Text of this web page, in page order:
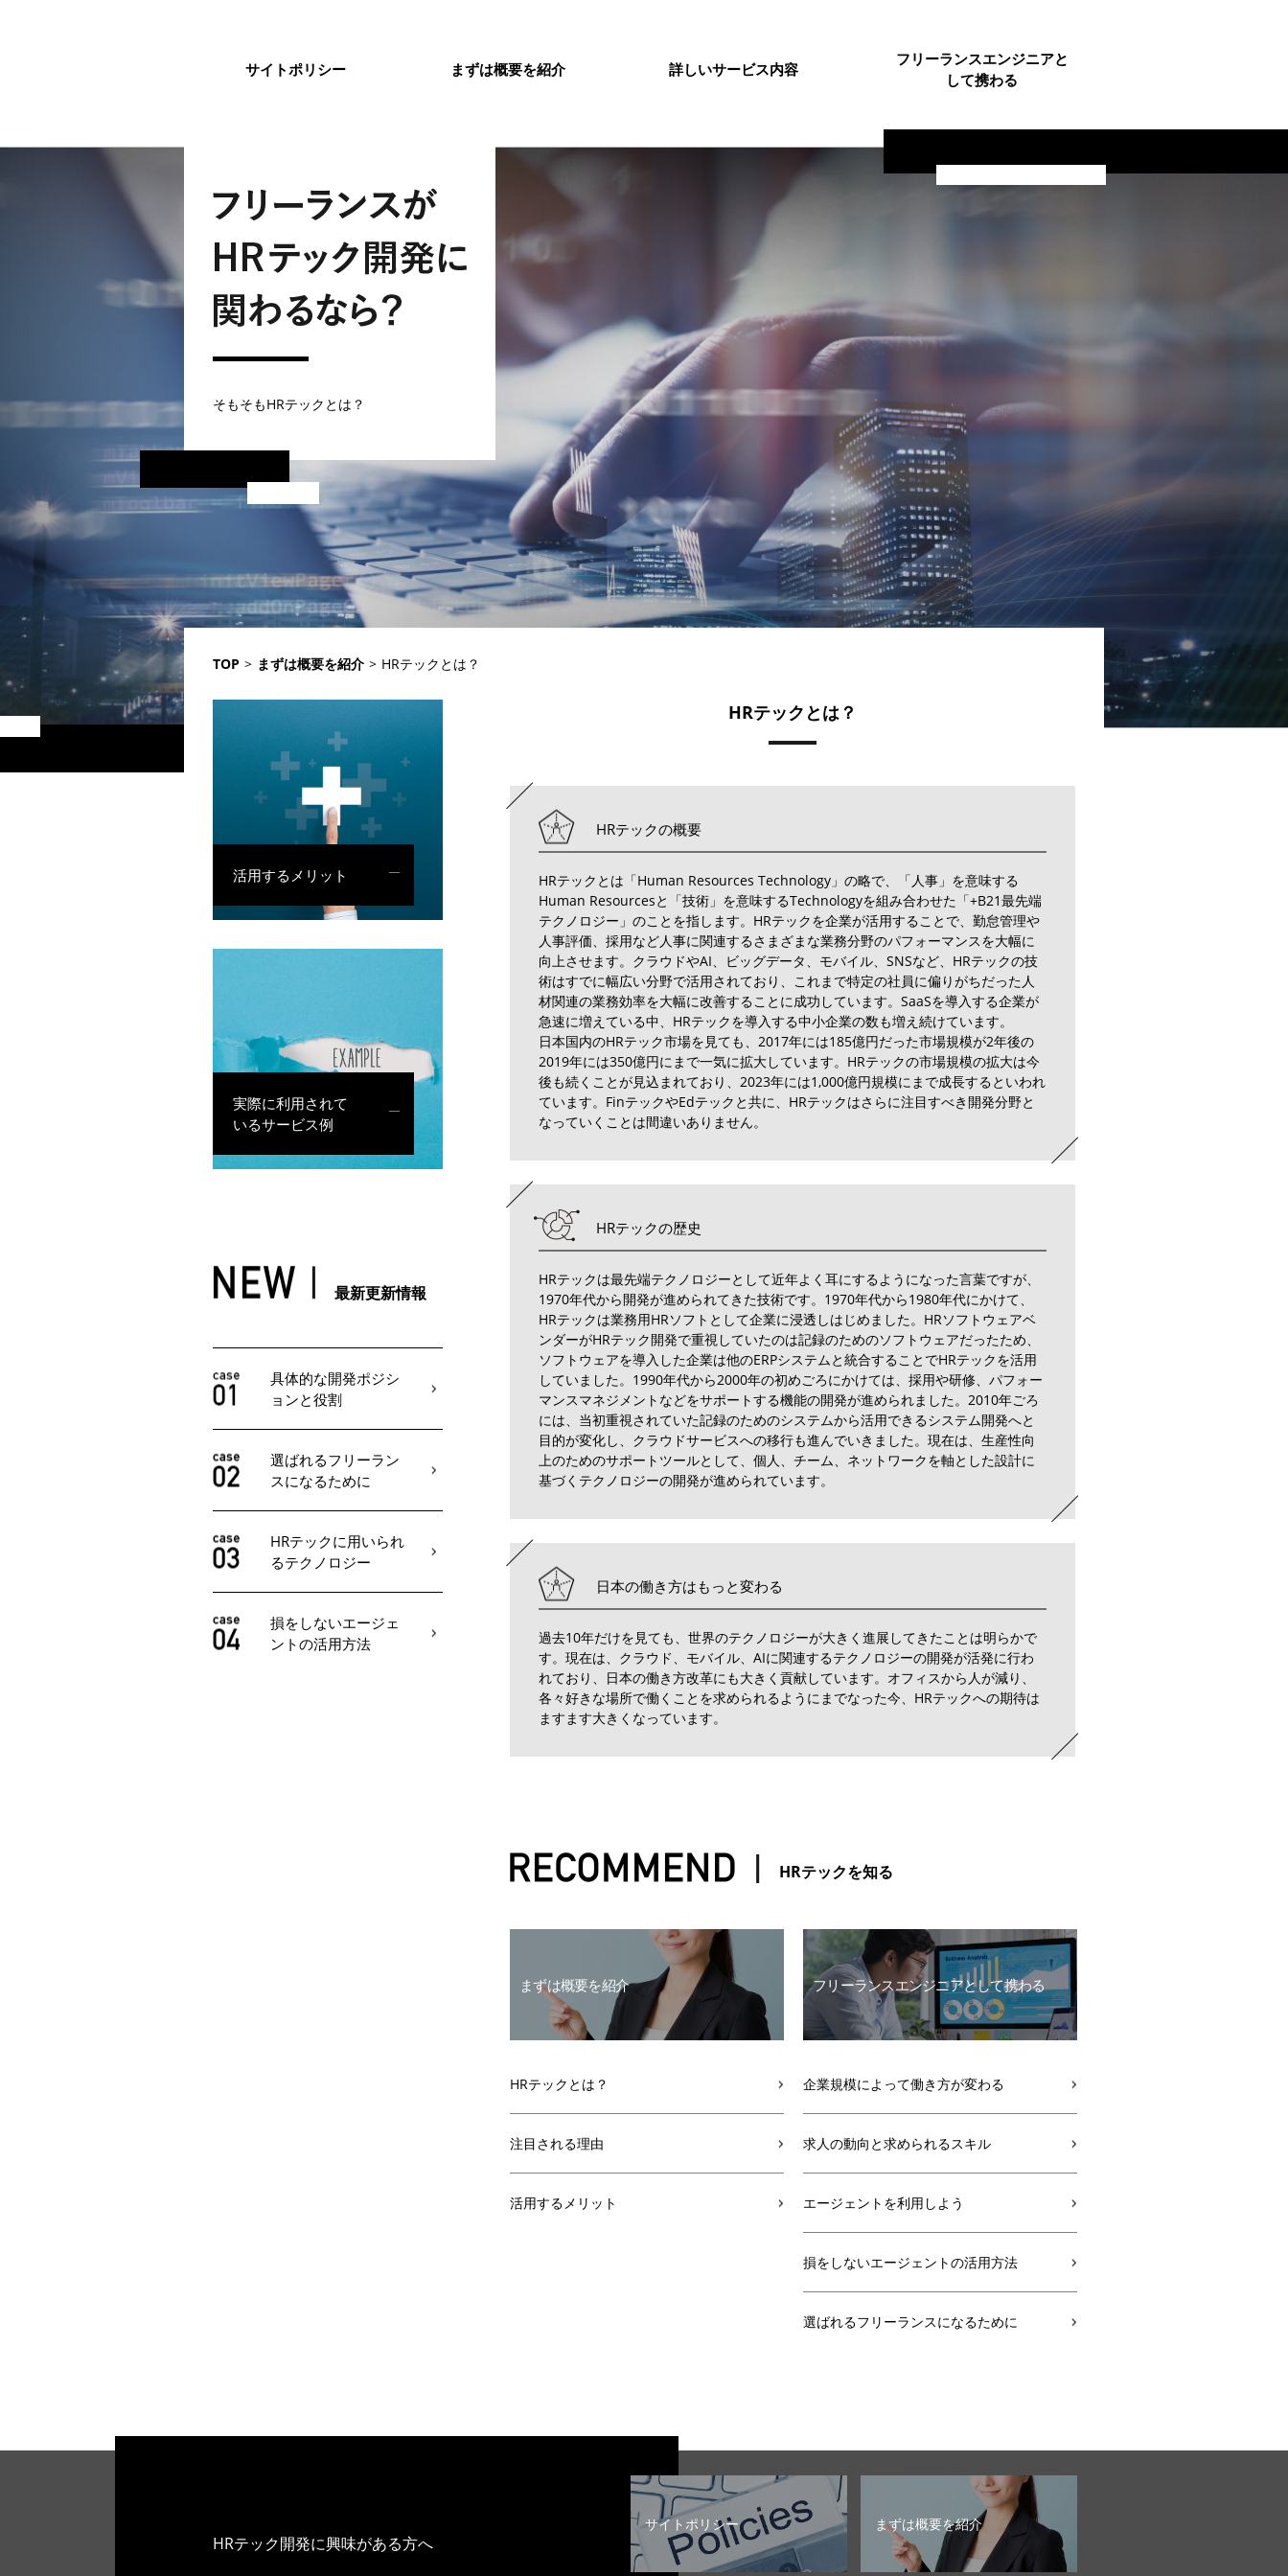
サイトポリシー まずは概要を紹介 詳しいサービス内容
フリーランスエンジニアと
して携わる
そもそもHRテックとは？
TOP > まずは概要を紹介 > HRテックとは？
HRテックとは？
HRテックの概要
HRテックとは「Human Resources Technology」の略で、「人事」を意味する
Human Resourcesと「技術」を意味するTechnologyを組み合わせた「+B21最先端
テクノロジー」のことを指します。HRテックを企業が活用することで、勤怠管理や
人事評価、採用など人事に関連するさまざまな業務分野のパフォーマンスを大幅に
向上させます。クラウドやAI、ビッグデータ、モバイル、SNSなど、HRテックの技
術はすでに幅広い分野で活用されており、これまで特定の社員に偏りがちだった人
材関連の業務効率を大幅に改善することに成功しています。SaaSを導入する企業が
急速に増えている中、HRテックを導入する中小企業の数も増え続けています。
日本国内のHRテック市場を見ても、2017年には185億円だった市場規模が2年後の
2019年には350億円にまで一気に拡大しています。HRテックの市場規模の拡大は今
後も続くことが見込まれており、2023年には1,000億円規模にまで成長するといわれ
ています。FinテックやEdテックと共に、HRテックはさらに注目すべき開発分野と
なっていくことは間違いありません。
HRテックの歴史
HRテックは最先端テクノロジーとして近年よく耳にするようになった言葉ですが、
1970年代から開発が進められてきた技術です。1970年代から1980年代にかけて、
HRテックは業務用HRソフトとして企業に浸透しはじめました。HRソフトウェアベ
ンダーがHRテック開発で重視していたのは記録のためのソフトウェアだったため、
ソフトウェアを導入した企業は他のERPシステムと統合することでHRテックを活用
していました。1990年代から2000年の初めごろにかけては、採用や研修、パフォー
マンスマネジメントなどをサポートする機能の開発が進められました。2010年ごろ
には、当初重視されていた記録のためのシステムから活用できるシステム開発へと
目的が変化し、クラウドサービスへの移行も進んでいきました。現在は、生産性向
上のためのサポートツールとして、個人、チーム、ネットワークを軸とした設計に
基づくテクノロジーの開発が進められています。
日本の働き方はもっと変わる
過去10年だけを見ても、世界のテクノロジーが大きく進展してきたことは明らかで
す。現在は、クラウド、モバイル、AIに関連するテクノロジーの開発が活発に行わ
れており、日本の働き方改革にも大きく貢献しています。オフィスから人が減り、
各々好きな場所で働くことを求められるようにまでなった今、HRテックへの期待は
ますます大きくなっています。
HRテックを知る
まずは概要を紹介
HRテックとは？
注目される理由
活用するメリット
フリーランスエンジニアとして携わる
企業規模によって働き方が変わる
求人の動向と求められるスキル
エージェントを利用しよう
損をしないエージェントの活用方法
選ばれるフリーランスになるために
活用するメリット
実際に利用されて
いるサービス例
最新更新情報
具体的な開発ポジシ
ョンと役割
選ばれるフリーラン
スになるために
HRテックに用いられ
るテクノロジー
損をしないエージェ
ントの活用方法
HRテック開発に興味がある方へ
サイトポリシー まずは概要を紹介